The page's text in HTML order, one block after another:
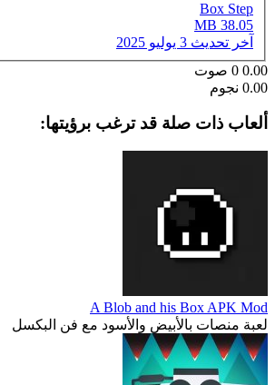
Box Step
38.05 MB
آخر تحديث 3 يوليو 2025
0.00
0 صوت
0.00 نجوم
ألعاب ذات صلة قد ترغب برؤيتها:
A Blob and his Box APK Mod
لعبة منصات بالأبيض والأسود مع فن البكسل